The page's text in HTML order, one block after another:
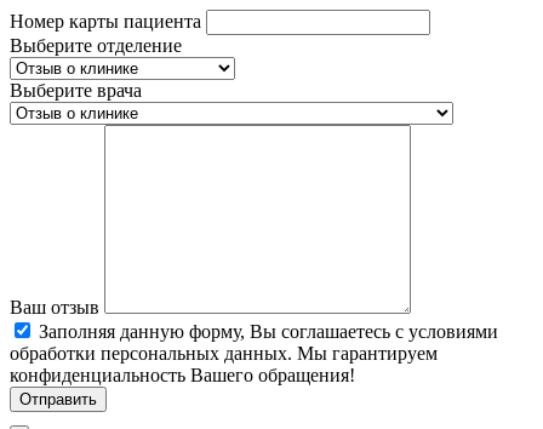
Номер карты пациента
Выберите отделение
Выберите врача
Ваш отзыв
Заполняя данную форму, Вы соглашаетесь c условиями
обработки персональных данных. Мы гарантируем
конфиденциальность Вашего обращения!
Отправить